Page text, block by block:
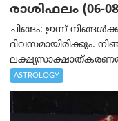
രാശിഫലം (06-
ചിങ്ങം: ഇന്ന്
ദിവസമായിരിക്കും.
ASTROLOGY